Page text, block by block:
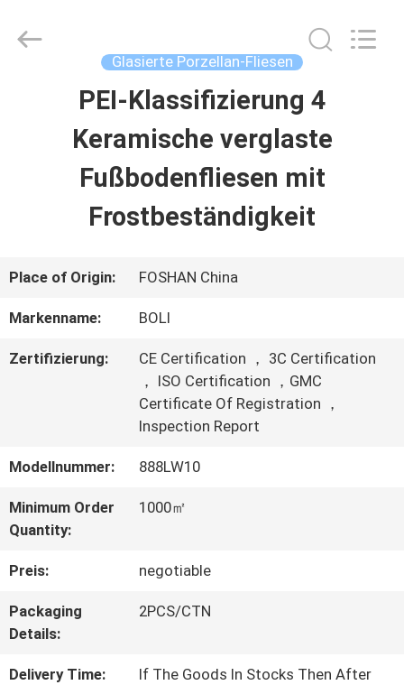
HAUSE
PRODUKTE
VIDEOS
WERKSBESICHTIGUNG
QUALITÄTSKONTROLLE
KONTAKT
MIT
UNS
BOLI
CERAMICS
Glasierte Porzellan-Fliesen
PEI-Klassifizierung 4
Keramische verglaste
Fußbodenfliesen mit
Frostbeständigkeit
Place of Origin: FOSHAN China
Markenname: BOLI
Zertifizierung:
CE Certification ， 3C Certification
， ISO Certification ，GMC
Certificate Of Registration ，
Inspection Report
Modellnummer: 888LW10
Minimum Order
Quantity:
1000㎡
Preis: negotiable
Packaging
Details:
2PCS/CTN
Delivery Time:
If The Goods In Stocks Then After